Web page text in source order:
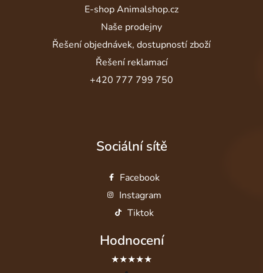
E-shop Animalshop.cz
Naše prodejny
Řešení objednávek, dostupností zboží
Řešení reklamací
+420 777 799 750
Sociální sítě
Facebook
Instagram
Tiktok
Hodnocení
★★★★★